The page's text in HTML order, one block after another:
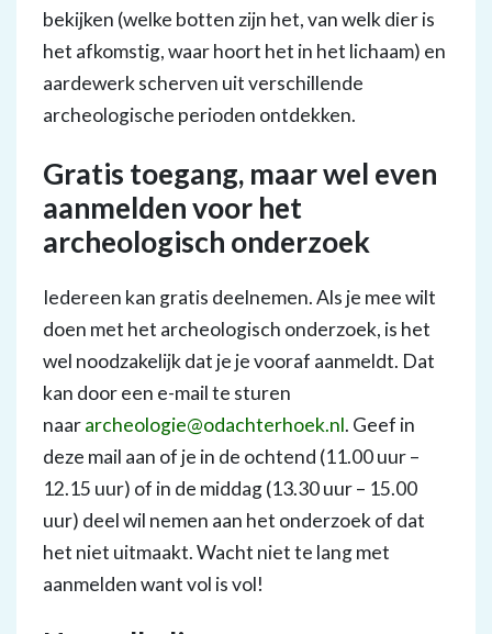
bekijken (welke botten zijn het, van welk dier is
het afkomstig, waar hoort het in het lichaam) en
aardewerk scherven uit verschillende
archeologische perioden ontdekken.
Gratis toegang, maar wel even
aanmelden voor het
archeologisch onderzoek
Iedereen kan gratis deelnemen. Als je mee wilt
doen met het archeologisch onderzoek, is het
wel noodzakelijk dat je je vooraf aanmeldt. Dat
kan door een e-mail te sturen
naararcheologie@odachterhoek.nl. Geef in
deze mail aan of je in de ochtend (11.00 uur –
12.15 uur) of in de middag (13.30 uur – 15.00
uur) deel wil nemen aan het onderzoek of dat
het niet uitmaakt. Wacht niet te lang met
aanmelden want vol is vol!